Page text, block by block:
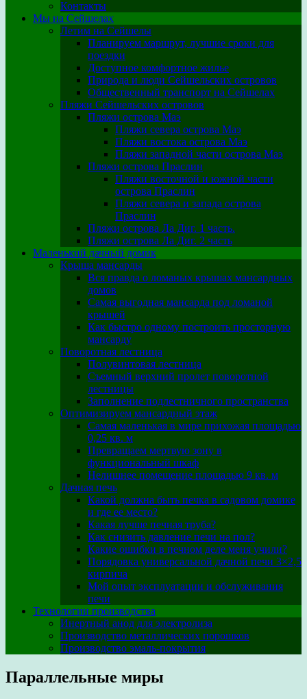
Контакты
Мы на Сейшелах
Летим на Сейшелы
Планируем маршрут, лучшие сроки для
поездки
Доступное комфортное жилье
Природа и люди Сейшельских островов
Общественный транспорт на Сейшелах
Пляжи Сейшельских островов
Пляжи острова Маэ
Пляжи севера острова Маэ
Пляжи востока острова Маэ
Пляжи западной части острова Маэ
Пляжи острова Праслин
Пляжи восточной и южной части
острова Праслин
Пляжи севера и запада острова
Праслин
Пляжи острова Ла Диг. 1 часть.
Пляжи острова Ла Диг. 2 часть
Маленький дачный домик
Крыша мансарды
Вся правда о ломаных крышах мансардных
домов
Самая выгодная мансарда под ломаной
крышей
Как быстро одному построить просторную
мансарду
Поворотная лестница
Полувинтовая лестница
Съемный верхний пролет поворотной
лестницы
Заполнение подлестничного пространства
Оптимизируем мансардный этаж
Самая маленькая в мире прихожая площадью
0,25 кв. м
Превращаем мертвую зону в
функциональный шкаф
Нелишнее помещение площадью 9 кв. м
Дачная печь
Какой должна быть печка в садовом домике
и где ее место?
Какая лучше печная труба?
Как снизить давление печи на пол?
Какие ошибки в печном деле меня учили?
Порядовка универсальной дачной печи 3×2,5
кирпича
Мой опыт эксплуатации и обслуживания
печи
Технологии производства
Инертный анод для электролиза
Производство металлических порошков
Производство эмаль-покрытия
Параллельные миры